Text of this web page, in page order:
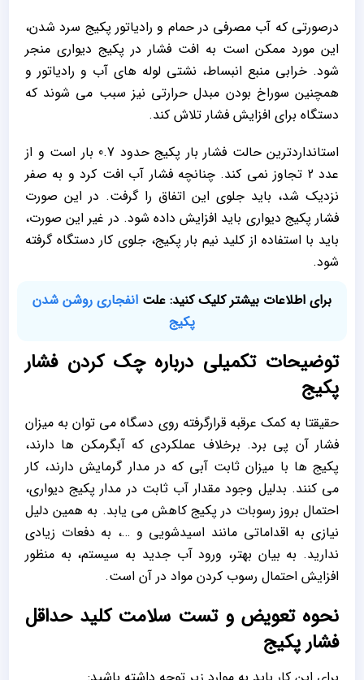
درصورتی که آب مصرفی در حمام و رادیاتور پکیج سرد شدن،
این مورد ممکن است به افت فشار در پکیج دیواری منجر
شود. خرابی منبع انبساط، نشتی لوله های آب و رادیاتور و
همچنین سوراخ بودن مبدل حرارتی نیز سبب می شوند که
دستگاه برای افزایش فشار تلاش کند.
استانداردترین حالت فشار بار پکیج حدود 0.7 بار است و از
عدد 2 تجاوز نمی کند. چنانچه فشار آب افت کرد و به صفر
نزدیک شد، باید جلوی این اتفاق را گرفت. در این صورت
فشار پکیج دیواری باید افزایش داده شود. در غیر این صورت،
باید با استفاده از کلید نیم بار پکیج، جلوی کار دستگاه گرفته
شود.
برای اطلاعات بیشتر کلیک کنید: علت انفجاری روشن شدن
پکیج
توضیحات تکمیلی درباره چک کردن فشار
پکیج
حقیقتا به کمک عرقبه قرارگرفته روی دسگاه می توان به میزان
فشار آن پی برد. برخلاف عملکردی که آبگرمکن ها دارند،
پکیج ها با میزان ثابت آبی که در مدار گرمایش دارند، کار
می کنند. بدلیل وجود مقدار آب ثابت در مدار پکیج دیواری،
احتمال بروز رسوبات در پکیج کاهش می یابد. به همین دلیل
نیازی به اقداماتی مانند اسیدشویی و …، به دفعات زیادی
ندارید. به بیان بهتر، ورود آب جدید به سیستم، به منظور
افزایش احتمال رسوب کردن مواد در آن است.
نحوه تعویض و تست سلامت کلید حداقل
فشار پکیج